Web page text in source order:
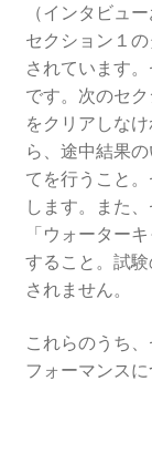
（インタビュ
セクション１
されています
です。次のセ
をクリアしな
ら、途中結果
てを行うこと
します。また
「ウォーター
すること。試
されません。
これらのうち
フォーマンスに